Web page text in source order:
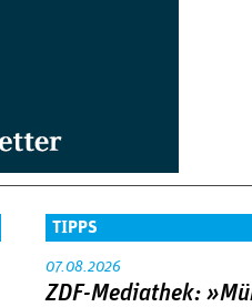
TIPPS
07.08.2026
ZDF-Mediathek: